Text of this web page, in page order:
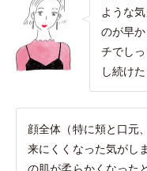
ような
のが早
チでし
し続けた
顔全体（特に頬と口元
来にくくなった気がし